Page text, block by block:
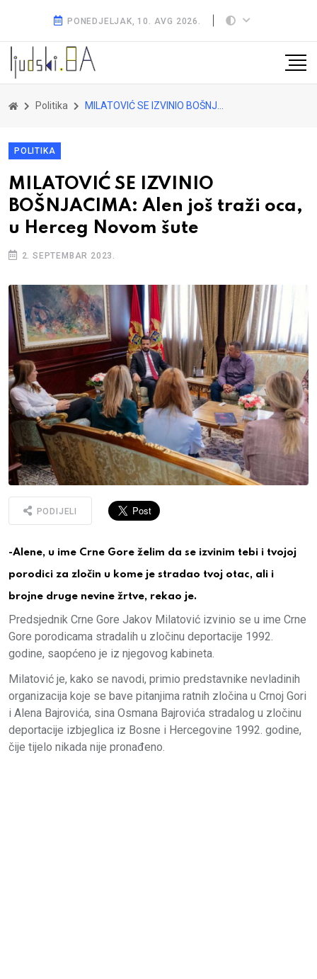
PONEDJELJAK, 10. AVG 2026.
Politika MILATOVIĆ SE IZVINIO BOŠNJACIMA: Alen još traži oca, u Herceg Novom šute
POLITIKA
MILATOVIĆ SE IZVINIO
BOŠNJACIMA: Alen još traži oca,
u Herceg Novom šute
2. SEPTEMBAR 2023.
PODIJELI
-Alene, u ime Crne Gore želim da se izvinim tebi i tvojoj
porodici za zločin u kome je stradao tvoj otac, ali i
brojne druge nevine žrtve, rekao je.
Predsjednik Crne Gore Jakov Milatović izvinio se u ime Crne
Gore porodicama stradalih u zločinu deportacije 1992.
godine, saopćeno je iz njegovog kabineta.
Milatović je, kako se navodi, primio predstavnike nevladinih
organizacija koje se bave pitanjima ratnih zločina u Crnoj Gori
i Alena Bajrovića, sina Osmana Bajrovića stradalog u zločinu
deportacije izbjeglica iz Bosne i Hercegovine 1992. godine,
čije tijelo nikada nije pronađeno.